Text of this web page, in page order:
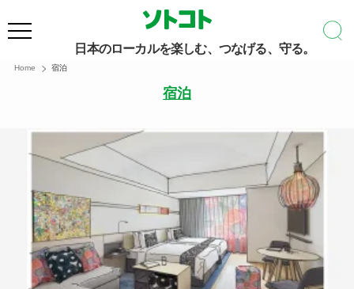
日本のローカルを楽しむ、つなげる、守る。
Home 宿泊
宿泊